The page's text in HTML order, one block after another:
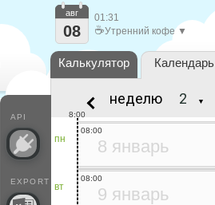
каждый
API
EXPORT
авг
08
01:31
☕Утренний кофе ▼
Калькулятор Календарь
неделю ▼
пн
вт
8:00
8 январь
08:00
9 январь
08:00